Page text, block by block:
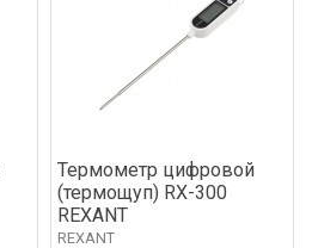
Термометр цифровой
(термощуп) RX-300
REXANT
REXANT